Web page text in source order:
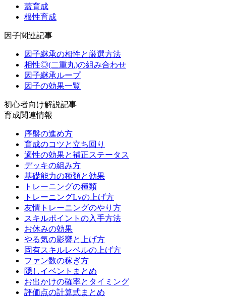
蓋育成
根性育成
因子関連記事
因子継承の相性と厳選方法
相性◎(二重丸)の組み合わせ
因子継承ループ
因子の効果一覧
初心者向け解説記事
育成関連情報
序盤の進め方
育成のコツと立ち回り
適性の効果と補正ステータス
デッキの組み方
基礎能力の種類と効果
トレーニングの種類
トレーニングLvの上げ方
友情トレーニングのやり方
スキルポイントの入手方法
お休みの効果
やる気の影響と上げ方
固有スキルレベルの上げ方
ファン数の稼ぎ方
隠しイベントまとめ
お出かけの確率とタイミング
評価点の計算式まとめ